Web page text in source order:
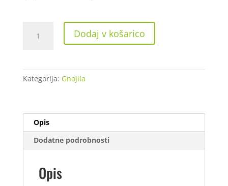
Astro
L
količina
Dodaj v košarico
Kategorija: Gnojila
Opis
Dodatne podrobnosti
Opis